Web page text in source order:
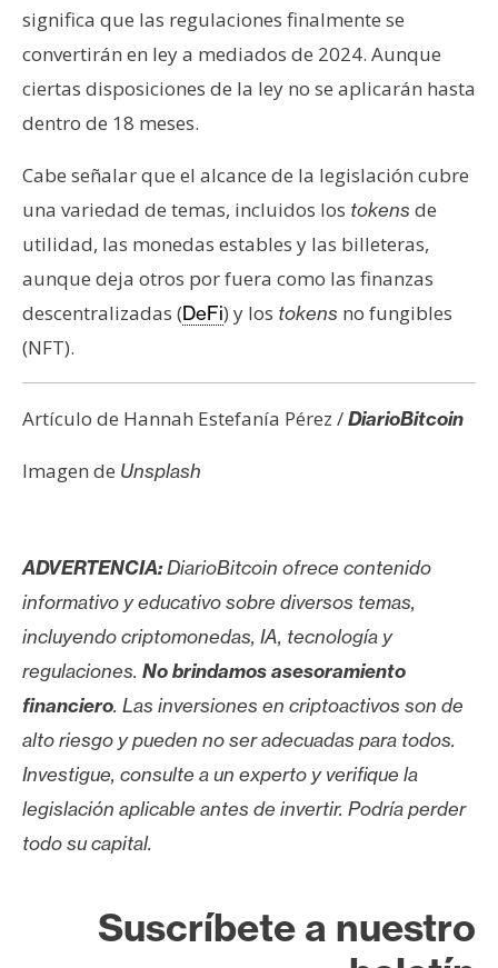
significa que las regulaciones finalmente se
convertirán en ley a mediados de 2024. Aunque
ciertas disposiciones de la ley no se aplicarán hasta
dentro de 18 meses.
Cabe señalar que el alcance de la legislación cubre
una variedad de temas, incluidos los tokens de
utilidad, las monedas estables y las billeteras,
aunque deja otros por fuera como las finanzas
descentralizadas (DeFi) y los tokens no fungibles
(NFT).
Artículo de Hannah Estefanía Pérez /DiarioBitcoin
Imagen de Unsplash
ADVERTENCIA:DiarioBitcoin ofrece contenido
informativo y educativo sobre diversos temas,
incluyendo criptomonedas, IA, tecnología y
regulaciones. No brindamos asesoramiento
financiero. Las inversiones en criptoactivos son de
alto riesgo y pueden no ser adecuadas para todos.
Investigue, consulte a un experto y verifique la
legislación aplicable antes de invertir. Podría perder
todo su capital.
Suscríbete a nuestro